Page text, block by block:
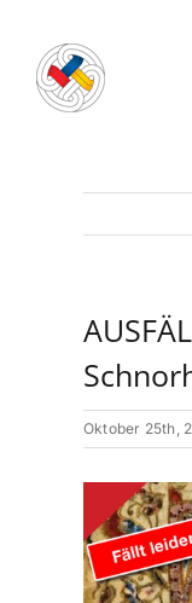
Inhalt
springen
Oktober 25th,